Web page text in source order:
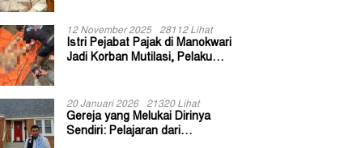
12 November 2025 28112 Lihat
Istri Pejabat Pajak di Manokwari
Jadi Korban Mutilasi, Pelaku
20 Januari 2026 21320 Lihat
Gereja yang Melukai Dirinya
Sendiri: Pelajaran dari